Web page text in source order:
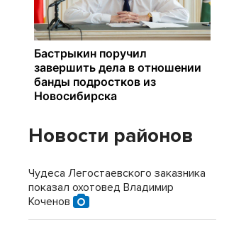
Новости районов
Чудеса Легостаевского заказника
показал охотовед Владимир
Коченов